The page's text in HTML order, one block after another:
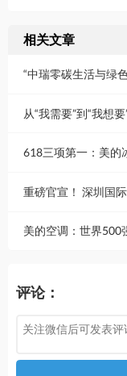
相关文章
“中瑞零碳生活与绿
从“我需要”到“我想
618三项第一：美的
评论：